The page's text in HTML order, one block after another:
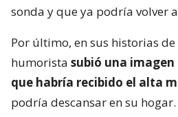
sonda y que ya podría volver
Por último, en sus historias
humorista subió una
que habría recibido el alta
podría descansar en su hogar.